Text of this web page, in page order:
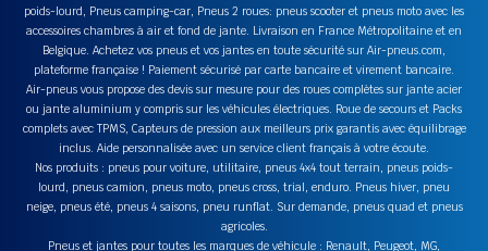
poids-lourd, Pneus camping-car, Pneus 2 roues: pneus scooter et pneus moto avec les
accessoires chambres à air et fond de jante. Livraison en France Métropolitaine et en
Belgique. Achetez vos pneus et vos jantes en toute sécurité sur Air-pneus.com,
plateforme française ! Paiement sécurisé par carte bancaire et virement bancaire.
Air-pneus vous propose des devis sur mesure pour des roues complètes sur jante acier
ou jante aluminium y compris sur les véhicules électriques. Roue de secours et Packs
complets avec TPMS, Capteurs de pression aux meilleurs prix garantis avec équilibrage
inclus. Aide personnalisée avec un service client français à votre écoute.
Nos produits : pneus pour voiture, utilitaire, pneus 4x4 tout terrain, pneus poids-
lourd, pneus camion, pneus moto, pneus cross, trial, enduro. Pneus hiver, pneu
neige, pneus été, pneus 4 saisons, pneu runflat. Sur demande, pneus quad et pneus
agricoles.
Pneus et jantes pour toutes les marques de véhicule : Renault, Peugeot, MG,